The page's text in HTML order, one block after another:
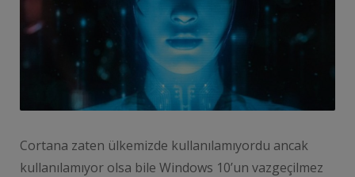
Cortana zaten ülkemizde kullanılamıyordu ancak
kullanılamıyor olsa bile Windows 10’un vazgeçilmez